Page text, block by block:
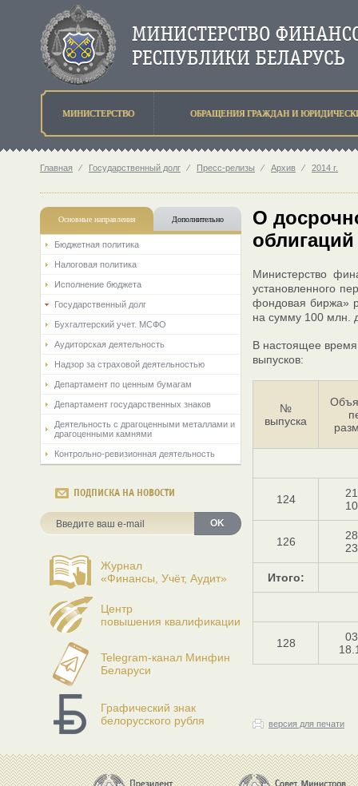
МИНИСТЕРСТВО ОБРАЩЕНИЯ ГРАЖДАН И
Главная ⁄ Государственный долг ⁄ Пресс-релизы ⁄ Архив ⁄ 2014 г.
Основные направления Дополнительно
Бюджетная политика
Налоговая политика
Исполнение бюджета
Государственный долг
Бухгалтерский учет. МСФО
Аудиторская деятельность
Надзор за страховой деятельностью
Департамент по ценным бумагам
Департамент государственных знаков
Деятельность с драгоценными металлами и
драгоценными камнями
Контрольно-ревизионная деятельность
ПОДПИСКА НА НОВОСТИ
OK
Журнал
«Финансы, Учёт, Аудит»
Центр
повышения квалификации
Telegram-канал Минфин
Беларуси
Графический знак
белорусского рубля
О
Министерство
установленного
фондовая биржа»
на сумму 100 млн.
В настоящее
выпусков:
№
выпуска
124
126
Итого:
128
версия для печати